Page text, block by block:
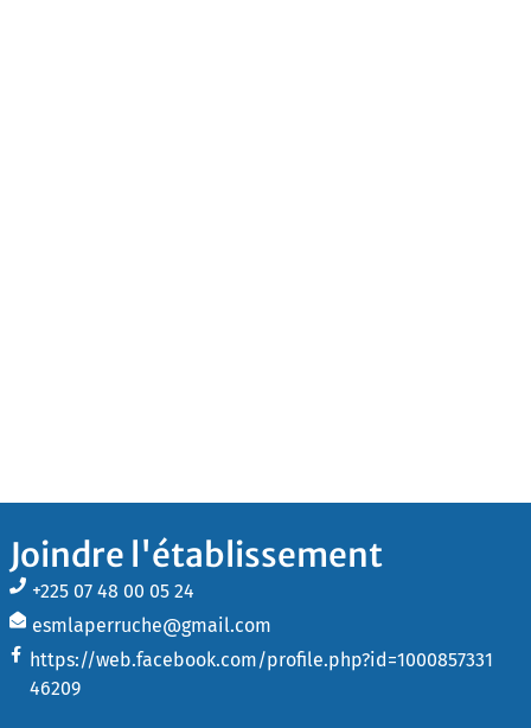
Joindre l'établissement
+225 07 48 00 05 24
esmlaperruche@gmail.com
https://web.facebook.com/profile.php?id=1000857331
46209